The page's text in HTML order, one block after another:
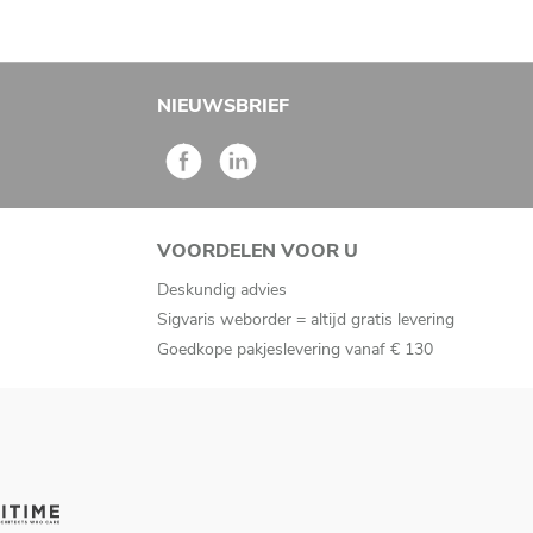
NIEUWSBRIEF
VOORDELEN VOOR U
Deskundig advies
Sigvaris weborder = altijd gratis levering
Goedkope pakjeslevering vanaf € 130